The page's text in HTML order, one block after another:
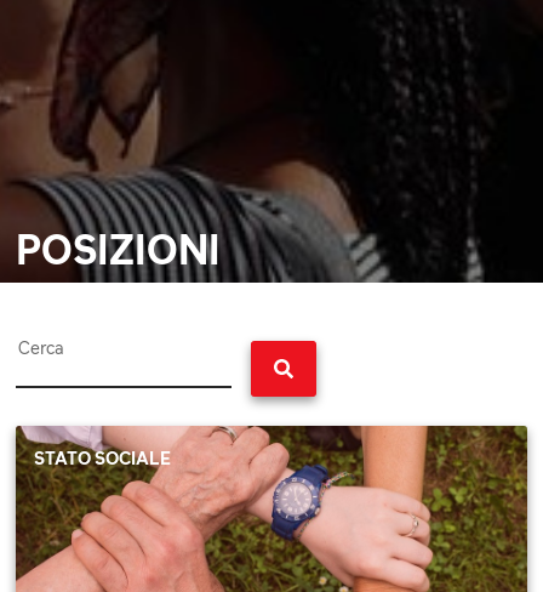
POSIZIONI
Cerca
STATO SOCIALE